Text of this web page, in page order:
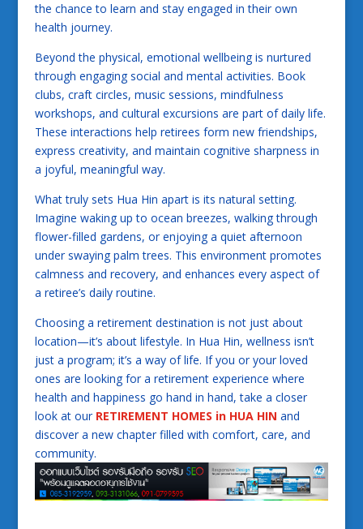
the chance to learn and stay engaged in their own
health journey.
Beyond the physical, emotional wellbeing is nurtured
through engaging social and mental activities. Book
clubs, craft circles, music sessions, mindfulness
workshops, and cultural excursions are part of daily life.
These interactions help retirees form new friendships,
express creativity, and maintain cognitive sharpness in
a joyful, meaningful way.
What truly sets Hua Hin apart is its natural setting.
Imagine waking up to ocean breezes, walking through
flower-filled gardens, or enjoying a quiet afternoon
under swaying palm trees. This environment promotes
calmness and recovery, and enhances every aspect of
a retiree’s daily routine.
Choosing a retirement destination is not just about
location—it’s about lifestyle. In Hua Hin, wellness isn’t
just a program; it’s a way of life. If you or your loved
ones are looking for a retirement experience where
health and happiness go hand in hand, take a closer
look at our RETIREMENT HOMES in HUA HIN and
discover a new chapter filled with comfort, care, and
community.